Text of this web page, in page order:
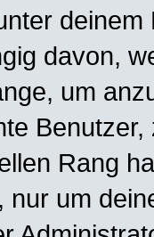
davon,
um
Rang
nur um